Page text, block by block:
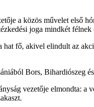
a közös művelet első
joga mindkét félnek
fő, akivel elindult az
Bors, Bihardiószeg
vezetője elmondta: a